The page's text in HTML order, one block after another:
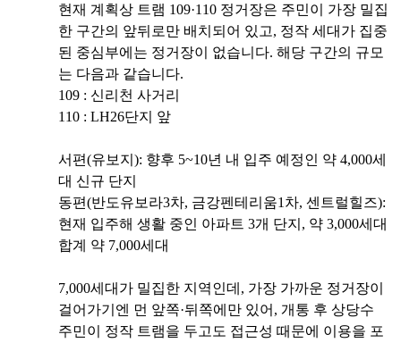
현재 계획상 트램 109·110 정거장은 주민이 가장 밀집
한 구간의 앞뒤로만 배치되어 있고, 정작 세대가 집중
된 중심부에는 정거장이 없습니다. 해당 구간의 규모
는 다음과 같습니다.
109 : 신리천 사거리
110 : LH26단지 앞
서편(유보지): 향후 5~10년 내 입주 예정인 약 4,000세
대 신규 단지
동편(반도유보라3차, 금강펜테리움1차, 센트럴힐즈):
현재 입주해 생활 중인 아파트 3개 단지, 약 3,000세대
합계 약 7,000세대
7,000세대가 밀집한 지역인데, 가장 가까운 정거장이
걸어가기엔 먼 앞쪽·뒤쪽에만 있어, 개통 후 상당수
주민이 정작 트램을 두고도 접근성 때문에 이용을 포